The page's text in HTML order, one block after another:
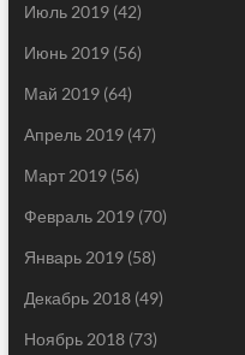
Июль 2019(42)
Июнь 2019(56)
Май 2019(64)
Апрель 2019(47)
Март 2019(56)
Февраль 2019(70)
Январь 2019(58)
Декабрь 2018(49)
Ноябрь 2018(73)